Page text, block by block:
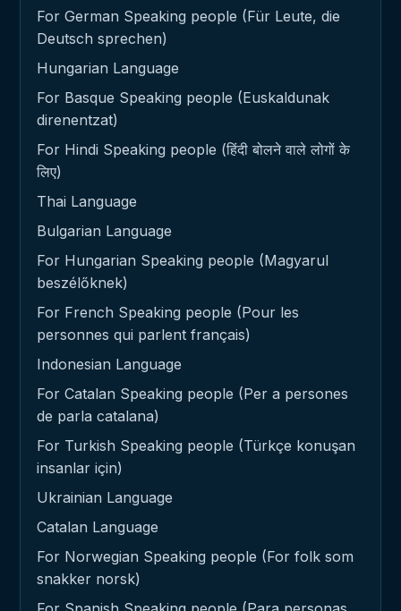
For German Speaking people (Für Leute, die
Deutsch sprechen)
Hungarian Language
For Basque Speaking people (Euskaldunak
direnentzat)
For Hindi Speaking people (हिंदी बोलने वाले लोगों के
लिए)
Thai Language
Bulgarian Language
For Hungarian Speaking people (Magyarul
beszélőknek)
For French Speaking people (Pour les
personnes qui parlent français)
Indonesian Language
For Catalan Speaking people (Per a persones
de parla catalana)
For Turkish Speaking people (Türkçe konuşan
insanlar için)
Ukrainian Language
Catalan Language
For Norwegian Speaking people (For folk som
snakker norsk)